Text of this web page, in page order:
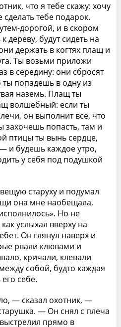
что я тебе скажу: хочу
тебе подарок.
дорогой, и в скором
будут сидеть на
держать в когтях плащ и
Ты возьми приложи
в середину: они сбросят
попадешь в одну из
наземь. Плащ ты
волшебный: если ты
он выполнит все, что
захочешь попасть, там и
птицы ты вынь сердце,
и будешь каждое утро,
у себя под подушкой
старуху и подумал
она мне наобещала,
Но не
услыхал вверху на
Он глянул наверх и
рвали клювами и
кричали, клевали
собой, будто каждая
его себе.
— сказал охотник, —
— Он снял с плеча
прямо в